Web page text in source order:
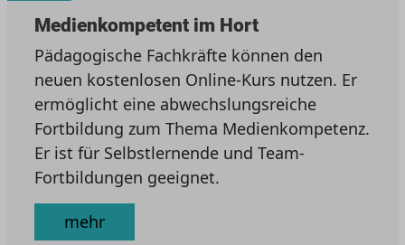
Medienkompetent im Hort
Pädagogische Fachkräfte können den
neuen kostenlosen Online-Kurs nutzen. Er
ermöglicht eine abwechslungsreiche
Fortbildung zum Thema Medienkompetenz.
Er ist für Selbstlernende und Team-
Fortbildungen geeignet.
mehr